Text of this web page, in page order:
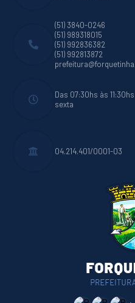
(51) 3840-0246
(51) 989318015
(51) 992836382
(51) 992813872
Das 07:30hs às
sexta
04.214.401/0001-03